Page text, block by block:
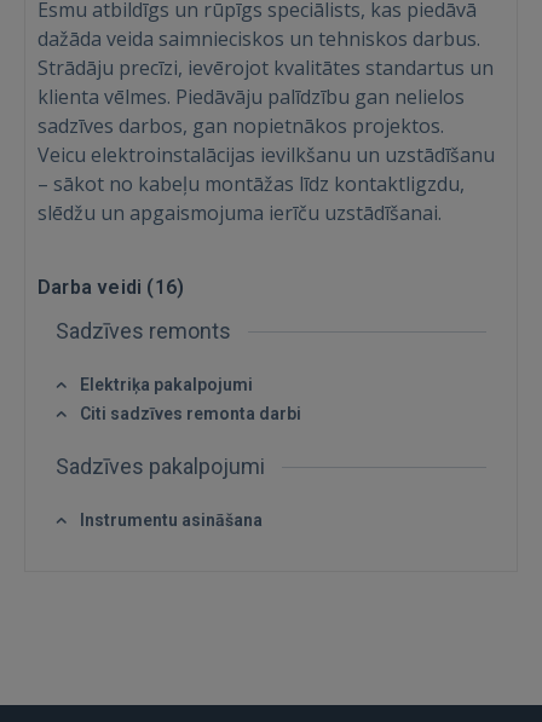
Esmu atbildīgs un rūpīgs speciālists, kas piedāvā
dažāda veida saimnieciskos un tehniskos darbus.
Strādāju precīzi, ievērojot kvalitātes standartus un
klienta vēlmes. Piedāvāju palīdzību gan nelielos
sadzīves darbos, gan nopietnākos projektos.
Veicu elektroinstalācijas ievilkšanu un uzstādīšanu
– sākot no kabeļu montāžas līdz kontaktligzdu,
slēdžu un apgaismojuma ierīču uzstādīšanai.
Darba veidi (16)
Sadzīves remonts
Elektriķa pakalpojumi
Citi sadzīves remonta darbi
Sadzīves pakalpojumi
Instrumentu asināšana